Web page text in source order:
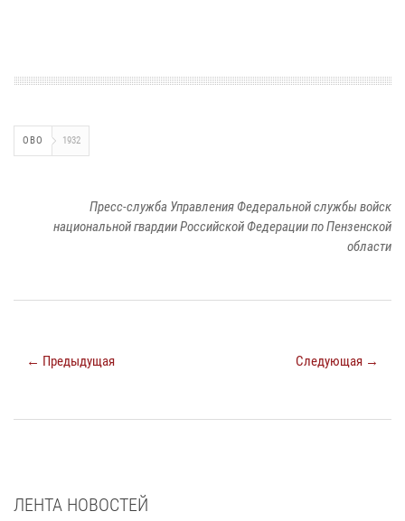
ОВО 1932
Пресс-служба Управления Федеральной службы войск
национальной гвардии Российской Федерации по Пензенской
области
← Предыдущая Следующая →
ЛЕНТА НОВОСТЕЙ